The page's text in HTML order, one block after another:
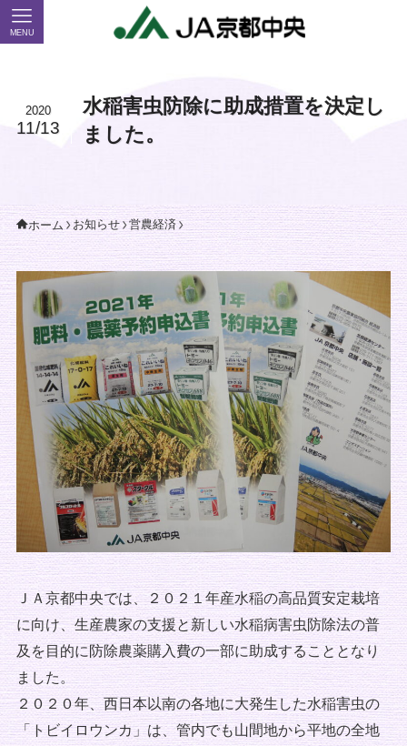
MENU
水稲害虫防除に助成措置を決定し
ました。
2020
11/13
ホーム お知らせ 営農経済
ＪＡ京都中央では、２０２１年産水稲の高品質安定栽培
に向け、生産農家の支援と新しい水稲病害虫防除法の普
及を目的に防除農薬購入費の一部に助成することとなり
ました。
２０２０年、西日本以南の各地に大発生した水稲害虫の
「トビイロウンカ」は、管内でも山間地から平地の全地